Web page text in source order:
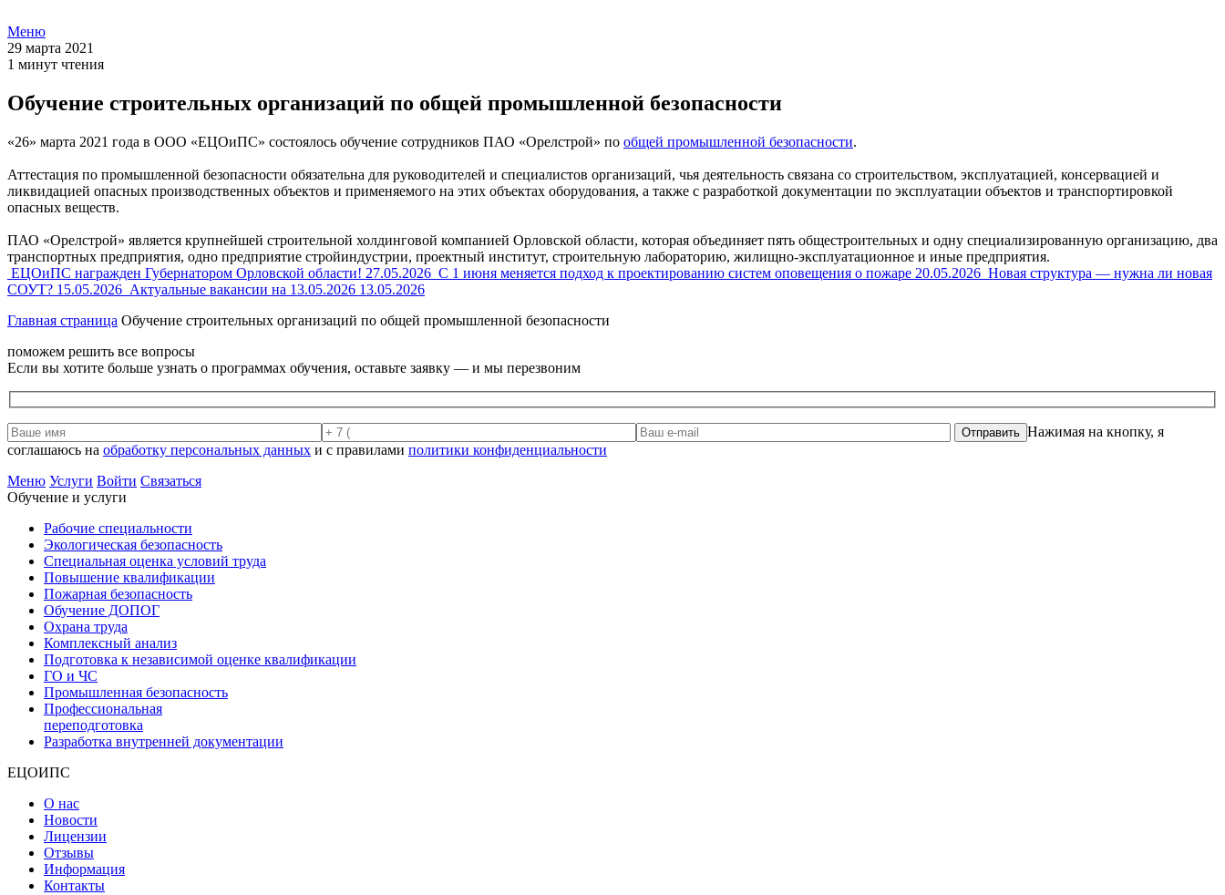
Меню
29 марта 2021
1 минут чтения
Обучение строительных организаций по общей промышленной безопасности
«26» марта 2021 года в ООО «ЕЦОиПС» состоялось обучение сотрудников ПАО «Орелстрой» по общей промышленной безопасности.
Аттестация по промышленной безопасности обязательна для руководителей и специалистов организаций, чья деятельность связана со строительством, эксплуатацией, консервацией и
ликвидацией опасных производственных объектов и применяемого на этих объектах оборудования, а также с разработкой документации по эксплуатации объектов и транспортировкой
опасных веществ.
ПАО «Орелстрой» является крупнейшей строительной холдинговой компанией Орловской области, которая объединяет пять общестроительных и одну специализированную организацию, два
транспортных предприятия, одно предприятие стройиндустрии, проектный институт, строительную лабораторию, жилищно-эксплуатационное и иные предприятия.
ЕЦОиПС награжден Губернатором Орловской области! 27.05.2026 С 1 июня меняется подход к проектированию систем оповещения о пожаре 20.05.2026 Новая структура — нужна ли новая
СОУТ? 15.05.2026 Актуальные вакансии на 13.05.2026 13.05.2026
Главная страница Обучение строительных организаций по общей промышленной безопасности
поможем решить все вопросы
Если вы хотите больше узнать о программах обучения, оставьте заявку — и мы перезвоним
Отправить Нажимая на кнопку, я
соглашаюсь на обработку персональных данных и с правилами политики конфиденциальности
Меню Услуги Войти Связаться
Обучение и услуги
Рабочие специальности
Экологическая безопасность
Специальная оценка условий труда
Повышение квалификации
Пожарная безопасность
Обучение ДОПОГ
Охрана труда
Комплексный анализ
Подготовка к независимой оценке квалификации
ГО и ЧС
Промышленная безопасность
Профессиональная
переподготовка
Разработка внутренней документации
ЕЦОИПС
О нас
Новости
Лицензии
Отзывы
Информация
Контакты